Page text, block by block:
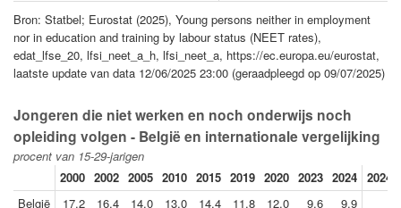
Bron: Statbel; Eurostat (2025), Young persons neither in employment
nor in education and training by labour status (NEET rates),
edat_lfse_20, lfsi_neet_a_h, lfsi_neet_a, https://ec.europa.eu/eurostat,
laatste update van data 12/06/2025 23:00 (geraadpleegd op 09/07/2025)
Jongeren die niet werken en noch onderwijs noch
opleiding volgen - België en internationale vergelijking
procent van 15-29-jarigen
2000 2002 2005 2010 2015 2019 2020 2023 2024
België
17.2 16.4 14.0 13.0 14.4 11.8 12.0 9.6
9.9